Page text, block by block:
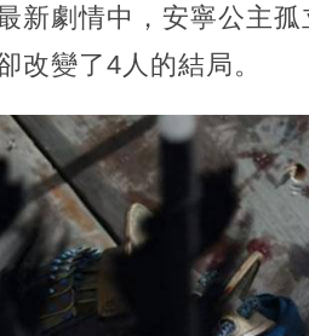
新劇情中，安寧公主
改變了4人的結局。